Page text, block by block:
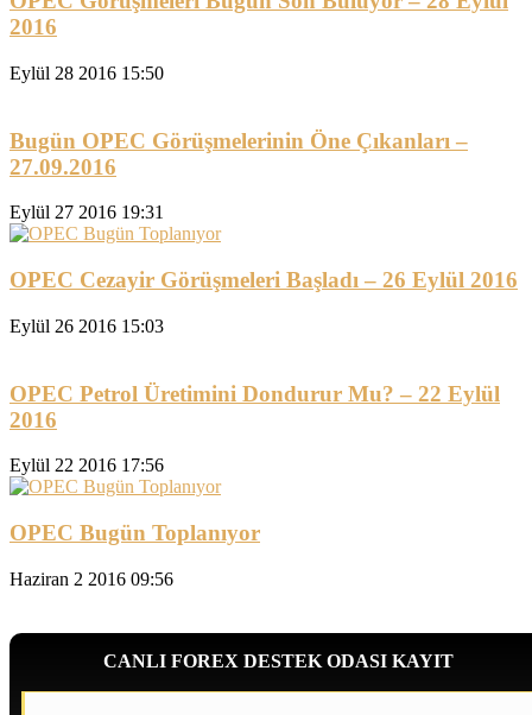
2016
Eylül 28 2016 15:50
Bugün OPEC Görüşmelerinin Öne Çıkanları –
27.09.2016
Eylül 27 2016 19:31
OPEC Cezayir Görüşmeleri Başladı – 26 Eylül 2016
Eylül 26 2016 15:03
OPEC Petrol Üretimini Dondurur Mu? – 22 Eylül
2016
Eylül 22 2016 17:56
OPEC Bugün Toplanıyor
Haziran 2 2016 09:56
CANLI FOREX DESTEK ODASI KAYIT